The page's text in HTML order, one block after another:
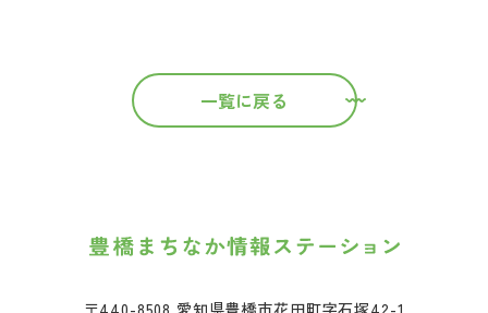
一覧に戻る